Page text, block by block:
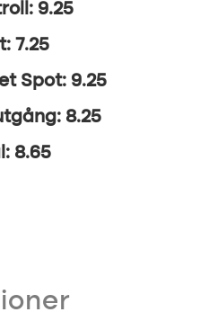
9.25
7.25
Spot: 9.25
8.25
8.65